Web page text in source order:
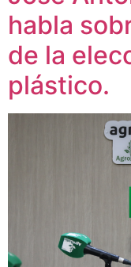
habla
de la
plástico.